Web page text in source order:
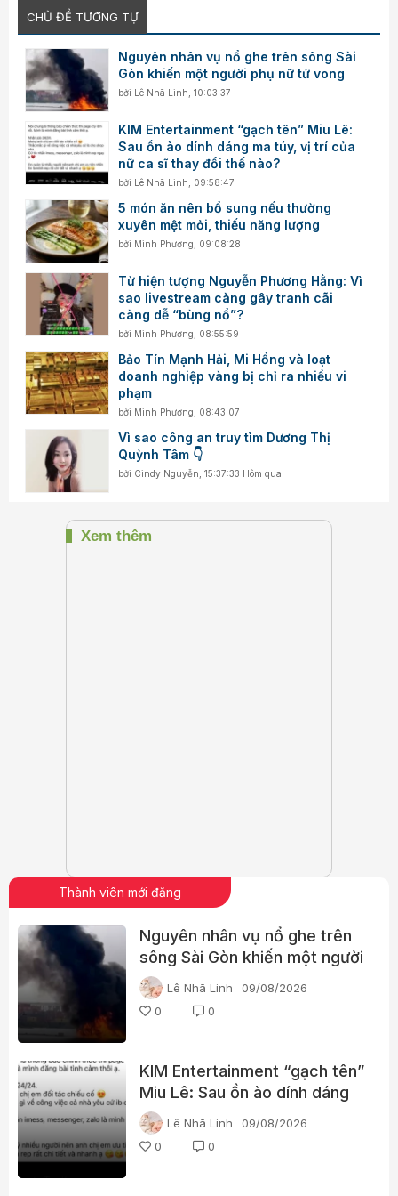
CHỦ ĐỀ TƯƠNG TỰ
Nguyên nhân vụ nổ ghe trên sông Sài
Gòn khiến một người phụ nữ tử vong
bởi Lê Nhã Linh ,10:03:37
KIM Entertainment “gạch tên” Miu Lê:
Sau ồn ào dính dáng ma túy, vị trí của
nữ ca sĩ thay đổi thế nào?
bởi Lê Nhã Linh 09:58:47
5 món ăn nên bổ sung nếu thường
xuyên mệt mỏi, thiếu năng lượng
bởi Minh Phương 09:08:28
Từ hiện tượng Nguyễn Phương Hằng: Vì
sao livestream càng gây tranh cãi
càng dễ “bùng nổ”?
bởi Minh Phương 08:55:59
Bảo Tín Mạnh Hải, Mi Hồng và loạt
doanh nghiệp vàng bị chỉ ra nhiều vi
phạm
bởi Minh Phương 08:43:07
Vì sao công an truy tìm Dương Thị
Quỳnh Tâm 👇
bởi Cindy Nguyễn ,15:37:33 Hôm qua
Thành viên mới đăng
Nguyên nhân vụ nổ ghe trên
sông Sài Gòn khiến một người
phụ nữ tử vong
Lê Nhã Linh
09/08/2026
0
0
KIM Entertainment “gạch tên”
Miu Lê: Sau ồn ào dính dáng
ma túy, vị trí của nữ ca sĩ
thay đổi thế nào?
Lê Nhã Linh
09/08/2026
0
0